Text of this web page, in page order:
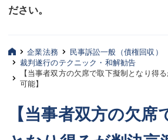
みずほ中央の特長・形式編
三平 聡史
酒井 博之
坂本 陽一
ださい。
みずほ中央の特長・形式編
三平 聡史
酒井 博之
坂本 陽一
企業法務
民事訴訟一般（債権回収）
裁判遂行のテクニック・和解勧告
【当事者双方の欠席で取下擬制となり得
可能】
【当事者双方の欠席